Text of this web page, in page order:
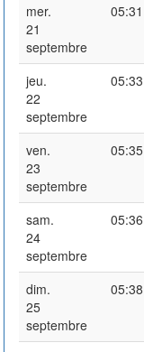
mer.
21
septembre
05:31
jeu.
22
septembre
05:33
ven.
23
septembre
05:35
sam.
24
septembre
05:36
dim.
25
septembre
05:38